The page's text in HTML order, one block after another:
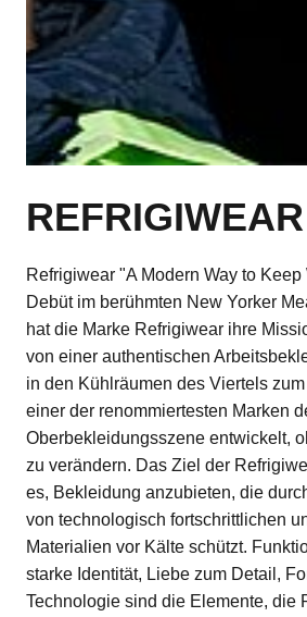
REFRIGIWEAR
Refrigiwear "A Modern Way to
Debüt im berühmten New Yorker
hat die Marke Refrigiwear ihre
von einer authentischen
in den Kühlräumen des Viertels
einer der renommiertesten Marken
Oberbekleidungsszene entwickelt,
zu verändern. Das Ziel der
es, Bekleidung anzubieten, die
von technologisch fortschrittlichen
Materialien vor Kälte schützt.
starke Identität, Liebe zum Detail,
Technologie sind die Elemente, die